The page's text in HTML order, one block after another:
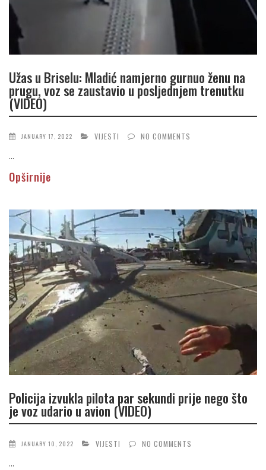
Užas u Briselu: Mladić namjerno gurnuo ženu na
prugu, voz se zaustavio u posljednjem trenutku
(VIDEO)
JANUARY 17, 2022 VIJESTI NO COMMENTS
...
Opširnije
Policija izvukla pilota par sekundi prije nego što
je voz udario u avion (VIDEO)
JANUARY 10, 2022 VIJESTI NO COMMENTS
...